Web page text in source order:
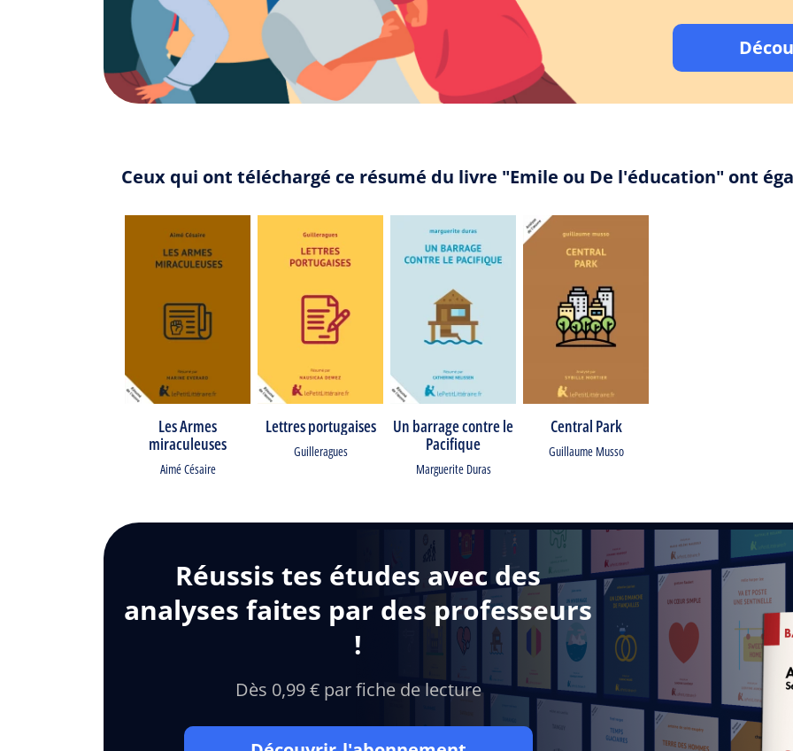
Ceux qui ont téléchargé ce résumé du livre "Emile ou De l'éducation" ont
Les Armes
miraculeuses
Aimé Césaire
Lettres portugaises
Guilleragues
Un barrage contre le
Pacifique
Marguerite Duras
Central Park
Guillaume Musso
Réussis tes études avec des
analyses faites par des professeurs
!
Dès 0,99 € par fiche de lecture